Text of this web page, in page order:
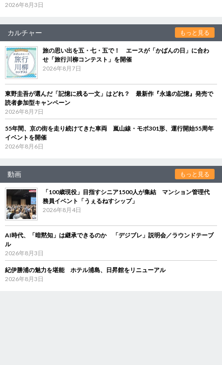
2026年8月3日
カルチャー もっと見る
旅の思い出を五・七・五で！ エースが「かばんの日」に合わ
せ「旅行川柳コンテスト」を開催
2026年8月7日
東野圭吾が選んだ「記憶に残る一文」はどれ？ 最新作『永遠の記憶』発売で
読者参加型キャンペーン
2026年8月7日
55年間、京の街を走り続けてきた車両 嵐山線・モボ301形、運行開始55周年
イベントを開催
2026年8月6日
動画 もっと見る
「100歳現役」目指すシニア1500人が集結 マンション管理代
務員イベント「うぇるねすシップ」
2026年8月4日
AI時代、「暗黙知」は継承できるのか 「デジブレ」説明会／ラウンドテーブ
ル
2026年8月3日
紀伊勝浦の魅力を堪能 ホテル浦島、日昇館をリニューアル
2026年8月3日